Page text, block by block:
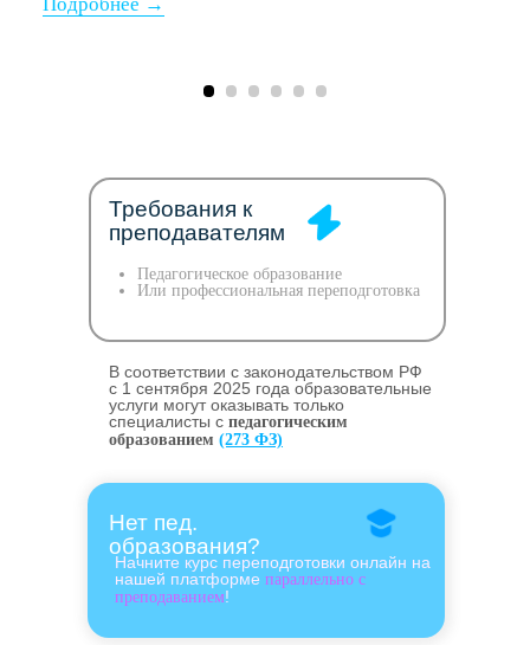
Педагогическое образование
Или профессиональная переподготовка
В соответствии с законодательством РФ
c 1 сентября 2025 года образовательные
услуги могут оказывать только
специалисты с педагогическим
образованием (273 ФЗ)
Начните курс переподготовки онлайн на
нашей платформе параллельно с
преподаванием!
Требования к
преподавателям
Нет пед.
образования?
Нас выбрали 10 000+